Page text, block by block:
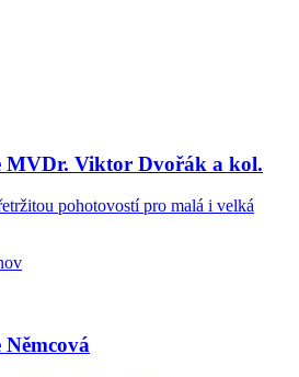
MVDr. Viktor Dvořák a kol.
pohotovostí pro malá i velká